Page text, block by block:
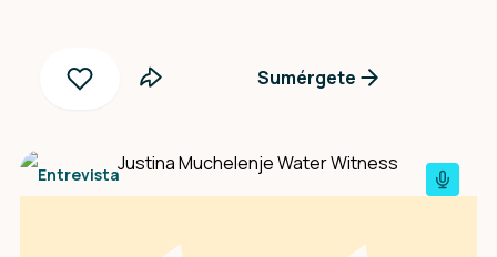
Sumérgete
Entrevista